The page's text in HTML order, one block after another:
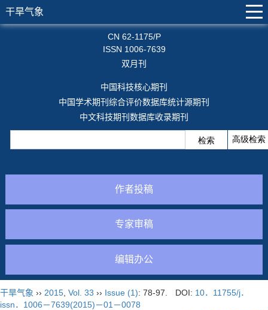
干旱气象
CN 62-1175/P
ISSN 1006-7639
双月刊
中国科技核心期刊
中国学术期刊综合评价数据库统计源期刊
中文科技期刊数据库收录期刊
作者投稿
专家审稿
编辑办公
干旱气象 ›› 2015 Vol. 33 ›› Issue (1): 78-97. DOI: 10．11755/j．
issn．1006－7639(2015)－01－0078